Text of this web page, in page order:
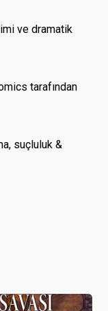
ve dramatik
tarafından
suçluluk &